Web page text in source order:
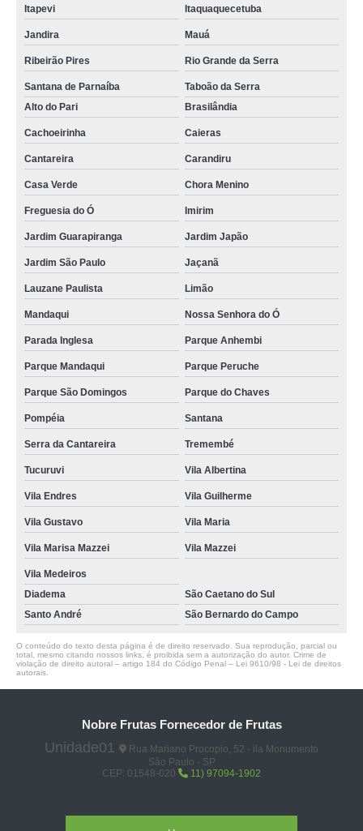
Itapevi Itaquaquecetuba
Jandira Mauá
Ribeirão Pires Rio Grande da Serra
Santana de Parnaíba
Taboão da Serra
Alto do Pari
Brasilândia
Cachoeirinha Caieras
Cantareira Carandiru
Casa Verde Chora Menino
Freguesia do Ó Imirim
Jardim Guarapiranga Jardim Japão
Jardim São Paulo Jaçanã
Lauzane Paulista Limão
Mandaqui Nossa Senhora do Ó
Parada Inglesa Parque Anhembi
Parque Mandaqui Parque Peruche
Parque São Domingos Parque do Chaves
Pompéia Santana
Serra da Cantareira Tremembé
Tucuruvi Vila Albertina
Vila Endres Vila Guilherme
Vila Gustavo Vila Maria
Vila Marisa Mazzei Vila Mazzei
Vila Medeiros
Diadema
São Caetano do Sul
Santo André
São Bernardo do Campo
O conteúdo do texto desta página é de direito reservado. Sua reprodução, parcial ou
total, mesmo citando nossos links, é proibida sem a autorização do autor. Crime de
violação de direito autoral – artigo 184 do Código Penal – Lei 9610/98 - Lei de direitos
autorais
Nobre Frutas Fornecedor de Frutas
Unidade01
Rua Mariano Procopio, 52 - ila Monumento
São Paulo - SP
CEP: 01548-020
11) 97094-1902